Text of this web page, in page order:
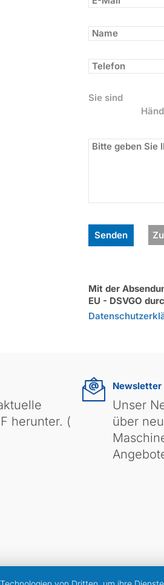
Sie sind
Mit der
EU - DSVGO
herunter. (
Newsletter
Unser
über